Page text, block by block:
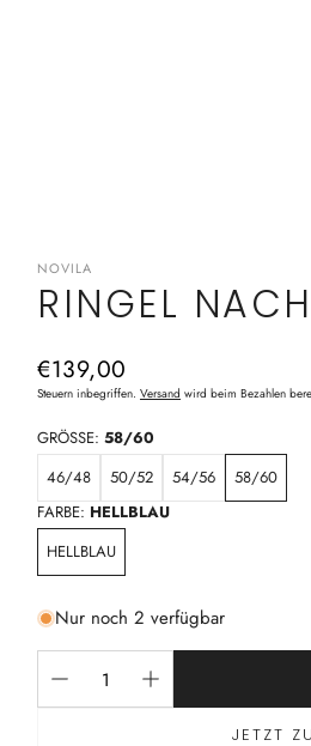
NOVILA
RINGEL
Normaler
Preis
€139,00
Steuern inbegriffen. Versand wird beim Bezahlen
GRÖSSE: 58/60
46/48
50/52 54/56
58/60
FARBE: HELLBLAU
HELLBLAU
Nur noch 2 verfügbar
JETZT